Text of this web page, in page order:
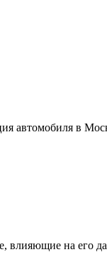
автомобиля в
влияющие на его